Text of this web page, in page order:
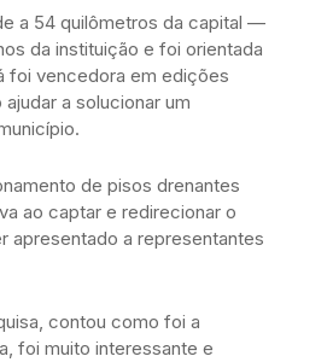
a 54 quilômetros da capital —
da instituição e foi orientada
foi vencedora em edições
a solucionar um
de pisos drenantes
ao captar e redirecionar o
apresentado a representantes
contou como foi a
foi muito interessante e